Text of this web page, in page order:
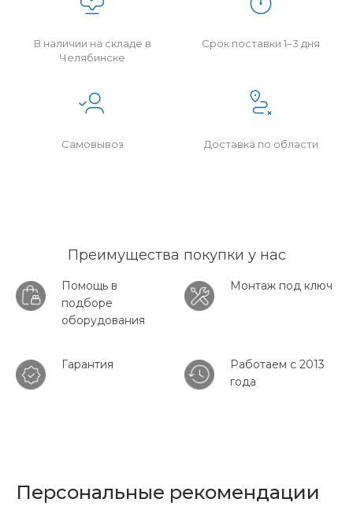
В наличии на складе в
Челябинске
Срок поставки 1–3 дня
Самовывоз Доставка по области
Преимущества покупки у нас
Помощь в
подборе
оборудования
Монтаж под ключ
Гарантия
Работаем с 2013
года
Персональные рекомендации